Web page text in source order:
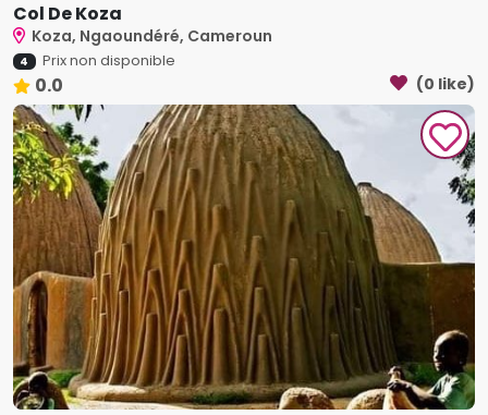
Col De Koza
Koza, Ngaoundéré, Cameroun
4 Prix non disponible
0.0 (0 like)